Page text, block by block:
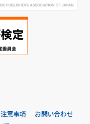
意事項
お問い合わせ